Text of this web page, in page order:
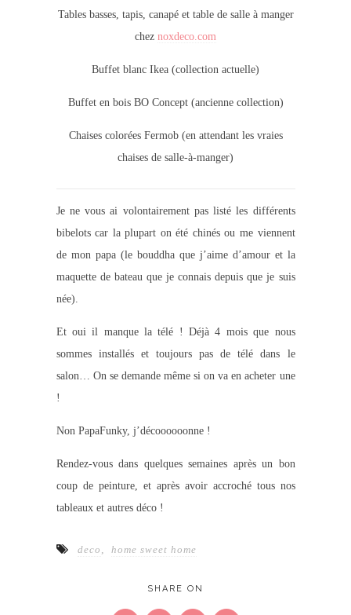
Tables basses, tapis, canapé et table de salle à manger
chez noxdeco.com
Buffet blanc Ikea (collection actuelle)
Buffet en bois BO Concept (ancienne collection)
Chaises colorées Fermob (en attendant les vraies
chaises de salle-à-manger)
Je ne vous ai volontairement pas listé les différents
bibelots car la plupart on été chinés ou me viennent
de mon papa (le bouddha que j’aime d’amour et la
maquette de bateau que je connais depuis que je suis
née).
Et oui il manque la télé ! Déjà 4 mois que nous
sommes installés et toujours pas de télé dans le
salon… On se demande même si on va en acheter une
!
Non PapaFunky, j’décoooooonne !
Rendez-vous dans quelques semaines après un bon
coup de peinture, et après avoir accroché tous nos
tableaux et autres déco !
deco , home sweet home
SHARE ON